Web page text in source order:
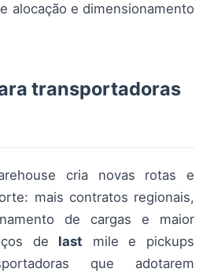
alocação e dimensionamento
transportadoras
cria novas rotas e
mais contratos regionais,
de cargas e maior
de last mile e pickups
que adotarem